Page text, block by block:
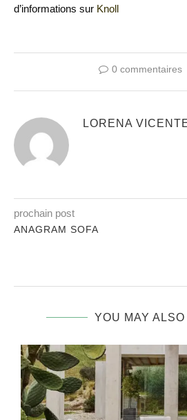
d’informations sur Knoll
0 commentaires
LORENA
prochain post
ANAGRAM SOFA
YOU MAY